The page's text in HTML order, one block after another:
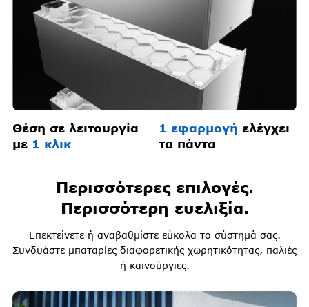
Θέση σε λειτουργία
με 1 κλικ
1 εφαρμογή ελέγχει
τα πάντα
Περισσότερες επιλογές.
Περισσότερη ευελιξία.
Επεκτείνετε ή αναβαθμίστε εύκολα το σύστημά σας.
Συνδυάστε μπαταρίες διαφορετικής χωρητικότητας, παλιές
ή καινούργιες.